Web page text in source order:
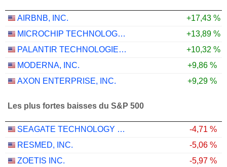
AIRBNB, INC.
+17,43 %
MICROCHIP TECHNOLOGY INCORPORATED
+13,89 %
PALANTIR TECHNOLOGIES INC.
+10,32 %
MODERNA, INC.
+9,86 %
AXON ENTERPRISE, INC.
+9,29 %
Les plus fortes baisses du S&P 500
SEAGATE TECHNOLOGY HOLDINGS PLC
-4,71 %
RESMED, INC.
-5,06 %
ZOETIS INC.
-5,97 %